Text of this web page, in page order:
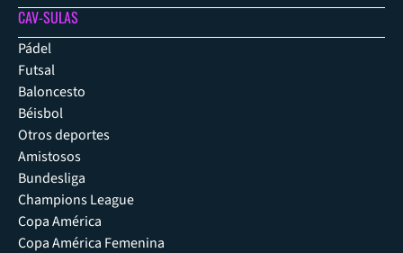
CAV-SULAS
Pádel
Futsal
Baloncesto
Béisbol
Otros deportes
Amistosos
Bundesliga
Champions League
Copa América
Copa América Femenina